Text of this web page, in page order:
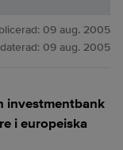
09 aug. 2005
09 aug. 2005
investmentbank
i europeiska